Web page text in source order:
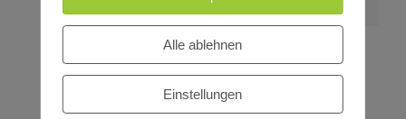
Erziehungseinrichtungen“
Alle ablehnen
Einstellungen